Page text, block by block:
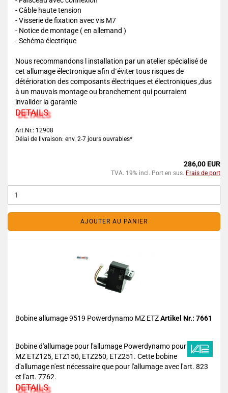
- Câble haute tension
- Visserie de fixation avec vis M7
- Notice de montage ( en allemand )
- Schéma électrique
Nous recommandons l installation par un atelier spécialisé de
cet allumage électronique afin d´éviter tous risques de
détérioration des composants électriques et électroniques ,dus
à un mauvais montage ou branchement qui pourraient
invalider la garantie
DETAILS
Art.Nr.: 12908
Délai de livraison: env. 2-7 jours ouvrables*
286,00 EUR
TVA. 19% incl. Port en sus. Frais de port
AJOUTER AU PANIER
Bobine allumage 9519 Powerdynamo MZ ETZArtikel Nr.: 7661
Bobine d'allumage pour l'allumage Powerdynamo pour
MZ ETZ125, ETZ150, ETZ250, ETZ251. Cette bobine
d'allumage n'est nécessaire que pour l'allumage avec l'art. 823
et l'art. 7762.
DETAILS